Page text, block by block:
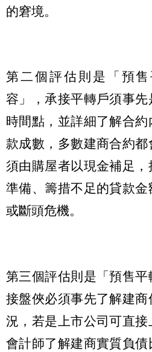
的窘境。
第二個評估則是「預
容」，承接平轉戶須事
時間點，並詳細了解合
款成數，多數建商合約
須由購屋者以現金補足
準備、籌措不足的貸款
或斷頭危機。
第三個評估則是「預售平
接盤俠必須事先了解建
況，若是上市公司可直
會計師了解建商實質負